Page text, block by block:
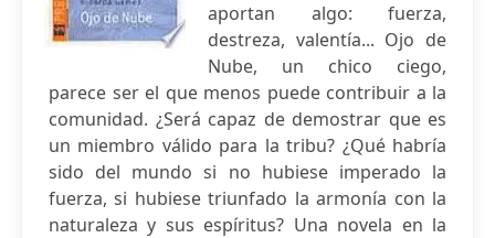
aportan algo: fuerza,
destreza, valentía... Ojo de
Nube, un chico ciego,
parece ser el que menos puede contribuir a la
comunidad. ¿Será capaz de demostrar que es
un miembro válido para la tribu? ¿Qué habría
sido del mundo si no hubiese imperado la
fuerza, si hubiese triunfado la armonía con la
naturaleza y sus espíritus? Una novela en la